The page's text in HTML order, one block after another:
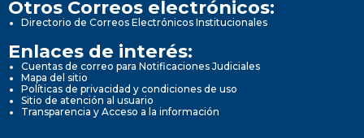
Otros Correos electrónicos:
Directorio de Correos Electrónicos Institucionales
Enlaces de interés:
Cuentas de correo para Notificaciones Judiciales
Mapa del sitio
Políticas de privacidad y condiciones de uso
Sitio de atención al usuario
Transparencia y Acceso a la información